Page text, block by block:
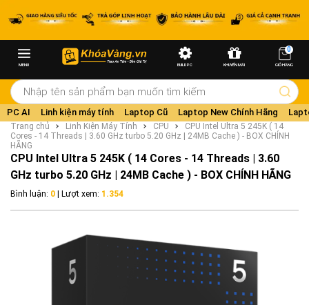
MENU BUILD PC KHUYẾN MÃI
0
GIỎ HÀNG
PC AI Linh kiện máy tính Laptop Cũ Laptop New Chính Hãng
Trang chủ Linh Kiện Máy Tính CPU
CPU Intel Ultra 5 245K ( 14
Cores - 14 Threads | 3.60 GHz turbo 5.20 GHz | 24MB Cache ) - BOX CHÍNH
HÃNG
CPU Intel Ultra 5 245K ( 14 Cores - 14 Threads | 3.60
GHz turbo 5.20 GHz | 24MB Cache ) - BOX CHÍNH HÃNG
Bình luận: 0 | Lượt xem: 1.354